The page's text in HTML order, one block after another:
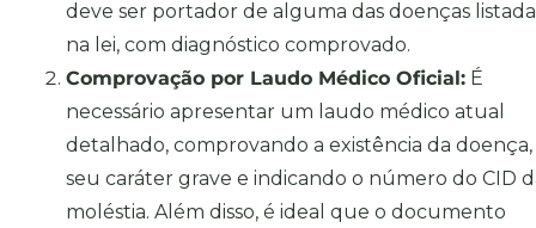
deve ser portador de alguma das doenças
na lei, com diagnóstico comprovado.
Comprovação por Laudo Médico Oficial: É
necessário apresentar um laudo médico atual
detalhado, comprovando a existência da doença,
seu caráter grave e indicando o número do CID
moléstia. Além disso, é ideal que o documento